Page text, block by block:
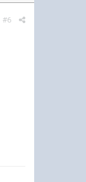
#6